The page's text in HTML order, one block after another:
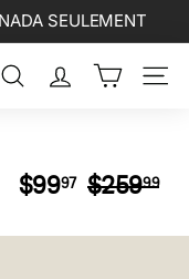
SEULEMENT
Rechercher
Prix
régulier
$9997 $99.97
$25999